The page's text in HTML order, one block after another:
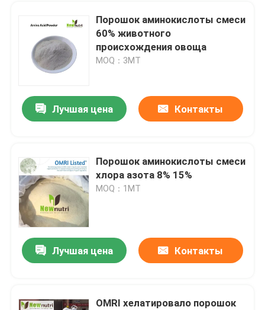
Порошок аминокислоты смеси
60% животного
происхождения овоща
MOQ：3МТ
Лучшая цена Контакты
Порошок аминокислоты смеси
хлора азота 8% 15%
MOQ：1МТ
Лучшая цена Контакты
OMRI хелатировало порошок